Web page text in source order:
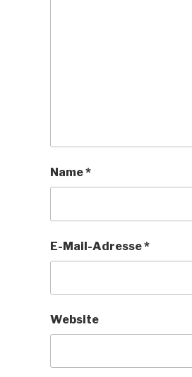
Name*
E-Mail-Adresse*
Website